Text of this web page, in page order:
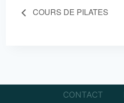
COURS DE PILATES
CONTACT